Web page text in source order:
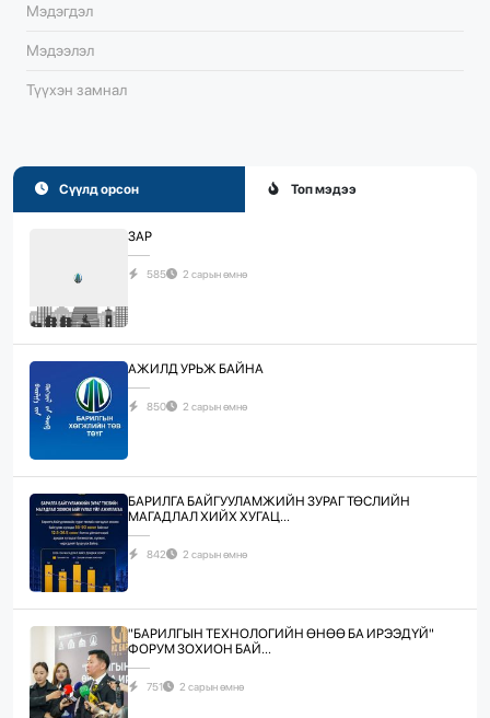
Мэдэгдэл
Мэдээлэл
Түүхэн замнал
Сүүлд орсон Топ мэдээ
ЗАР
585 2 сарын өмнө
АЖИЛД УРЬЖ БАЙНА
850 2 сарын өмнө
БАРИЛГА БАЙГУУЛАМЖИЙН ЗУРАГ ТӨСЛИЙН
МАГАДЛАЛ ХИЙХ ХУГАЦ...
842 2 сарын өмнө
"БАРИЛГЫН ТЕХНОЛОГИЙН ӨНӨӨ БА ИРЭЭДҮЙ"
ФОРУМ ЗОХИОН БАЙ...
751 2 сарын өмнө